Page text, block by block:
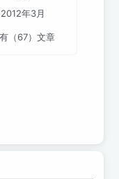
2012年3月
（67）文章